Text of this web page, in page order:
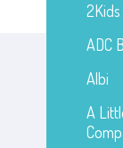
2Kids
ADC
Albi
A